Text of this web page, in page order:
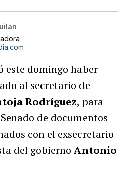
este domingo haber
al secretario de
Rodríguez, para
de documentos
con el exsecretario
del gobierno Antonio